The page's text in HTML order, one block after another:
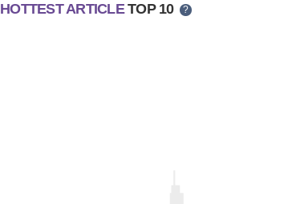
HOTTEST ARTICLETOP 10 ?